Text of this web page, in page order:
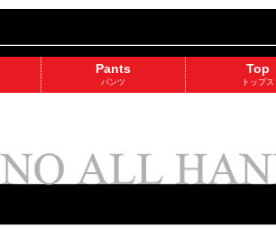
Pants
パンツ
Top
トップス